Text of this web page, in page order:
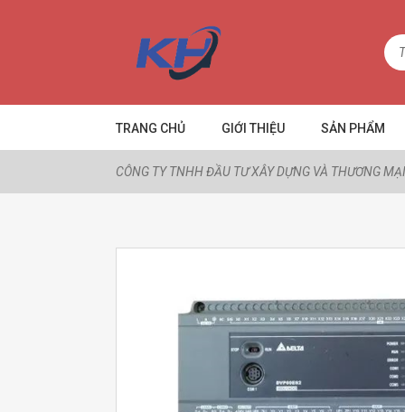
TRANG CHỦ GIỚI THIỆU SẢN PHẨM
CÔNG TY TNHH ĐẦU TƯ XÂY DỰNG VÀ THƯƠNG